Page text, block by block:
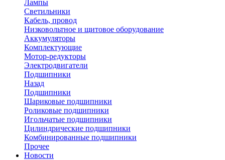
Лампы
Светильники
Кабель, провод
Низковольтное и щитовое оборудование
Аккумуляторы
Комплектующие
Мотор-редукторы
Электродвигатели
Подшипники
Назад
Подшипники
Шариковые подшипники
Роликовые подшипники
Игольчатые подшипники
Цилиндрические подшипники
Комбинированные подшипники
Прочее
Новости